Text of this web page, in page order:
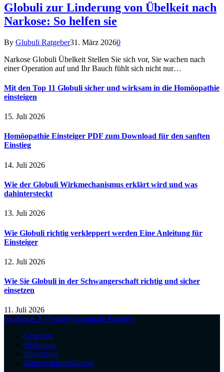
Globuli zur Linderung von Übelkeit nach
Narkose: So helfen sie
By Glubuli Ratgeber31. März 20260
Narkose Globuli Übelkeit Stellen Sie sich vor, Sie wachen nach
einer Operation auf und Ihr Bauch fühlt sich nicht nur…
Mit den Top 11 Globuli sicher und wirksam in die Homöopathie
einsteigen
15. Juli 2026
Homöopathie Einsteiger PDF zum Download für den sanften
Einstieg
14. Juli 2026
Wie der Globuli Wirkmechanismus erklärt wird und was
dahintersteckt
13. Juli 2026
Wie Globuli richtig verkleppert werden Eine Anleitung für
Einsteiger
12. Juli 2026
Wie Sie Globuli in der Schwangerschaft richtig und sicher
einsetzen
11. Juli 2026
Facebook X (Twitter) Instagram Pinterest
Über uns
Redaktion
Impressum
Datenschutzerklärung